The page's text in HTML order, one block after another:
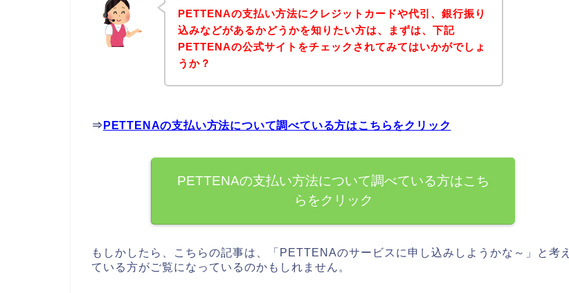
PETTENAの支払い方法にクレジットカードや代引、銀行振り
込みなどがあるかどうかを知りたい方は、まずは、下記
PETTENAの公式サイトをチェックされてみてはいかがでしょ
うか？
⇒ PETTENAの支払い方法について調べている方はこちらをクリック
PETTENAの支払い方法について調べている方はこち
らをクリック
もしかしたら、こちらの記事は、「PETTENAのサービスに申し込みしようかな～」と考え
ている方がご覧になっているのかもしれません。